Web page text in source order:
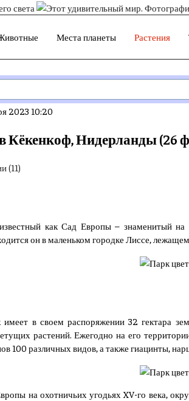
Места планеты Растения
2023 10:20
Кёкенкоф, Нидерланды (26
(11)
как Сад Европы – знаменитый
он в маленьком городке Лиссе,
имеет в своем распоряжении 32 гектара
растений. Ежегодно на его
100 различных видов, а также гиацинты,
на охотничьих угодьях XV-го века,